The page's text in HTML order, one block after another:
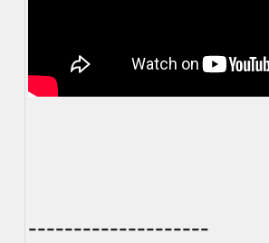
--------------------